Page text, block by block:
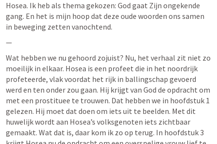
Hosea. Ik heb als thema gekozen: God gaat Zijn ongekende
gang. En het is mijn hoop dat deze oude woorden ons samen
in beweging zetten vanochtend.
—
Wat hebben we nu gehoord zojuist? Nu, het verhaal zit niet zo
moeilijk in elkaar. Hosea is een profeet die in het noordrijk
profeteerde, vlak voordat het rijk in ballingschap gevoerd
werd en ten onder zou gaan. Hij krijgt van God de opdracht om
met een prostituee te trouwen. Dat hebben we in hoofdstuk 1
gelezen. Hij moet dat doen om iets uit te beelden. Met dit
huwelijk wordt aan Hosea’s volksgenoten iets zichtbaar
gemaakt. Wat dat is, daar kom ik zo op terug. In hoofdstuk 3